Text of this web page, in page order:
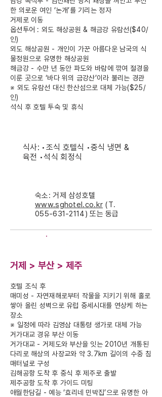
한 의로운 여인 ‘논개’를 기리는 정자
거제로 이동
옵션투어 : 외도 해상공원 & 해금강 유람선($40/
인)
외도 해상공원 - 개인이 가꾼 아름다운 남국의 식
물정원으로 유명한 해상공원
해금강 - 수만 년 동안 파도와 바람에 깎여 절경을
이룬 곳으로 ‘바다 위의 금강산’이라 불리는 경관
※ 외도 유람선 대신 한산섬으로 대체 가능($25/
인)
석식 후 호텔 투숙 및 휴식
식사: •조식 호텔식 •중식 냉면 &
육전 •석식 회정식
숙소: 거제 삼성호텔
www.sghotel.co.kr (T.
055-631-2114) 또는 동급
거제 > 부산 > 제주
호텔 조식 후
매미성 - 자연재해로부터 작물을 지키기 위해 홀로
쌓아 올린 성벽으로 유럽 중세시대를 연상케 하는
장소
※ 일정에 따라 김영삼 대통령 생가로 대체 가능
거가대교 경유 부산 이동
거가대교 - 거제도와 부산을 잇는 2010년 개통된
다리로 해상의 사장교와 약 3.7km 길이의 수중 침
매터널로 구성
김해공항 도착 후 중식 후 제주로 출발
제주공항 도착 후 가이드 미팅
애월한담길 - 예능 ‘효리네 민박집’으로 유명한 아